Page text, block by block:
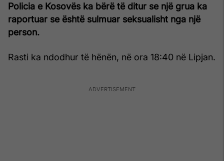
Policia e Kosovës ka bërë të ditur se një grua ka
raportuar se është sulmuar seksualisht nga një
person.
Rasti ka ndodhur të hënën, në ora 18:40 në Lipjan.